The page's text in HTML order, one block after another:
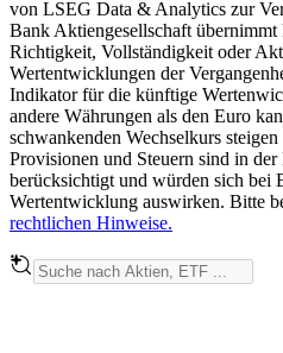
von LSEG Data & Analytics zur
Bank Aktiengesellschaft
Richtigkeit, Vollständigkeit oder
Wertentwicklungen der
Indikator für die künftige
andere Währungen als den Euro
schwankenden Wechselkurs
Provisionen und Steuern sind in
berücksichtigt und würden sich bei
Wertentwicklung auswirken. Bitte
rechtlichen Hinweise.